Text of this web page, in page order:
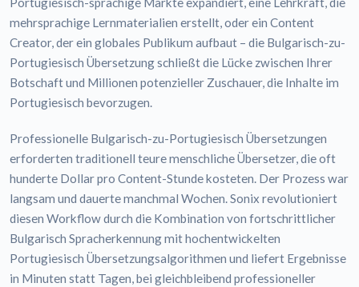
mehrsprachige Lernmaterialien erstellt, oder ein Content
Creator, der ein globales Publikum aufbaut – die Bulgarisch-zu-
Portugiesisch Übersetzung schließt die Lücke zwischen Ihrer
Botschaft und Millionen potenzieller Zuschauer, die Inhalte im
Portugiesisch bevorzugen.
Professionelle Bulgarisch-zu-Portugiesisch Übersetzungen
erforderten traditionell teure menschliche Übersetzer, die oft
hunderte Dollar pro Content-Stunde kosteten. Der Prozess war
langsam und dauerte manchmal Wochen. Sonix revolutioniert
diesen Workflow durch die Kombination von fortschrittlicher
Bulgarisch Spracherkennung mit hochentwickelten
Portugiesisch Übersetzungsalgorithmen und liefert Ergebnisse
in Minuten statt Tagen, bei gleichbleibend professioneller